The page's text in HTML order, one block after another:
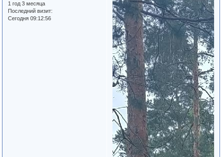
1 год 3 месяца
Последний визит:
Сегодня 09:12:56